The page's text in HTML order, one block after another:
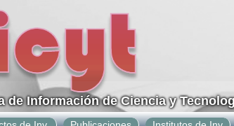
de Información de Ciencia y